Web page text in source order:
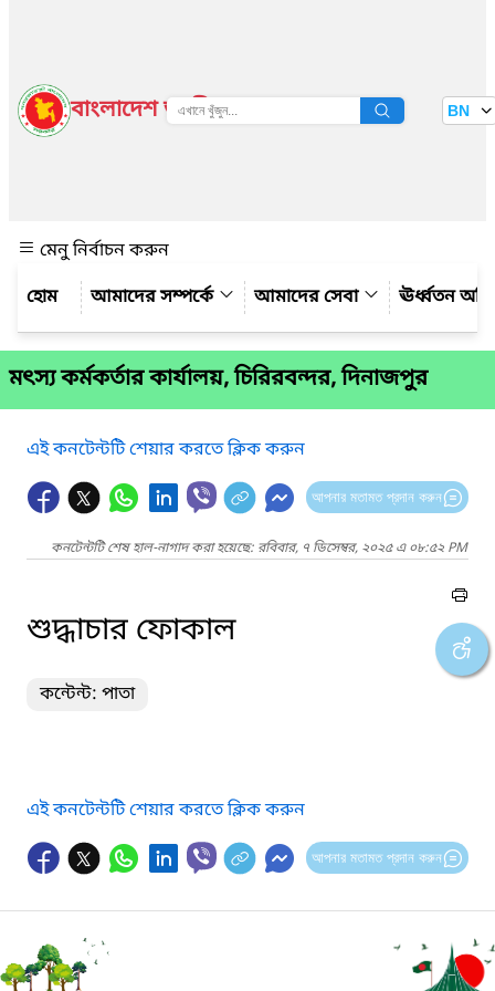
বাংলাদেশ জাতীয় তথ্য বাতায়ন BN
মেনু নির্বাচন করুন
আমাদের সম্পর্কে
আমাদের সেবা ঊর্ধ্বতন
মৎস্য কর্মকর্তার কার্যালয়, চিরিরবন্দর, দিনাজপুর
এই কনটেন্টটি শেয়ার করতে ক্লিক করুন
আপনার মতামত প্রদান করুন
কনটেন্টটি শেষ হাল-নাগাদ করা হয়েছে: রবিবার, ৭ ডিসেম্বর, ২০২৫ এ ০৮:৫২ PM
শুদ্ধাচার ফোকাল
কন্টেন্ট: পাতা
এই কনটেন্টটি শেয়ার করতে ক্লিক করুন
আপনার মতামত প্রদান করুন